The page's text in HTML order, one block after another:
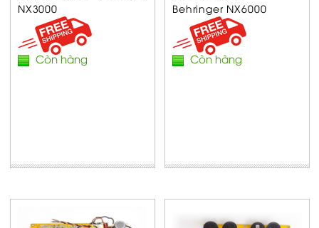
NX3000
Còn hàng
Behringer NX6000
Còn hàng